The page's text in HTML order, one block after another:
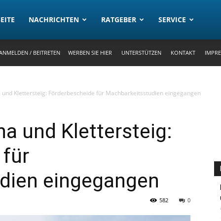
NACHRICHTEN RATGEBER SERVICE
/ BEITRETEN WERBEN SIE HIER UNTERSTÜTZEN KONTAKT
und Klettersteig: Förderbescheide für Machbarkeitsstudien eingegangen
und Klettersteig:
für
eingegangen
0
582